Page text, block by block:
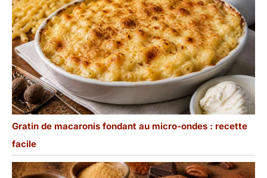
Gratin de macaronis fondant au micro-ondes : recette
facile